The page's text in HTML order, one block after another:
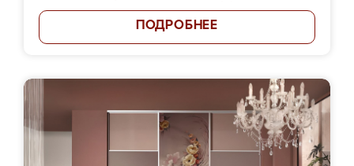
ПОДРОБНЕЕ